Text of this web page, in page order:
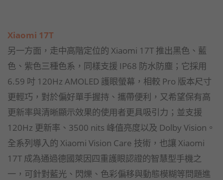
Xiaomi 17T
另一方面，走中高階定位的 Xiaomi 17T 推出黑色、藍
色、紫色三種色系，同樣支援 IP68 防水防塵；它採用
6.59 吋 120Hz AMOLED 護眼螢幕，相較 Pro 版本尺寸
更輕巧，對於偏好單手握持、攜帶便利，又希望保有高
更新率與清晰顯示效果的使用者更具吸引力；並支援
120Hz 更新率、3500 nits 峰值亮度以及 Dolby Vision。
全系列導入的 Xiaomi Vision Care 技術，也讓 Xiaomi
17T 成為通過德國萊因四重護眼認證的智慧型手機之
一，可針對藍光、閃爍、色彩偏移與動態模糊等問題進